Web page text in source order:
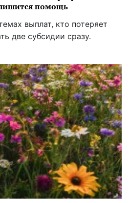
помощь
выплат, кто потеряет
две субсидии сразу.